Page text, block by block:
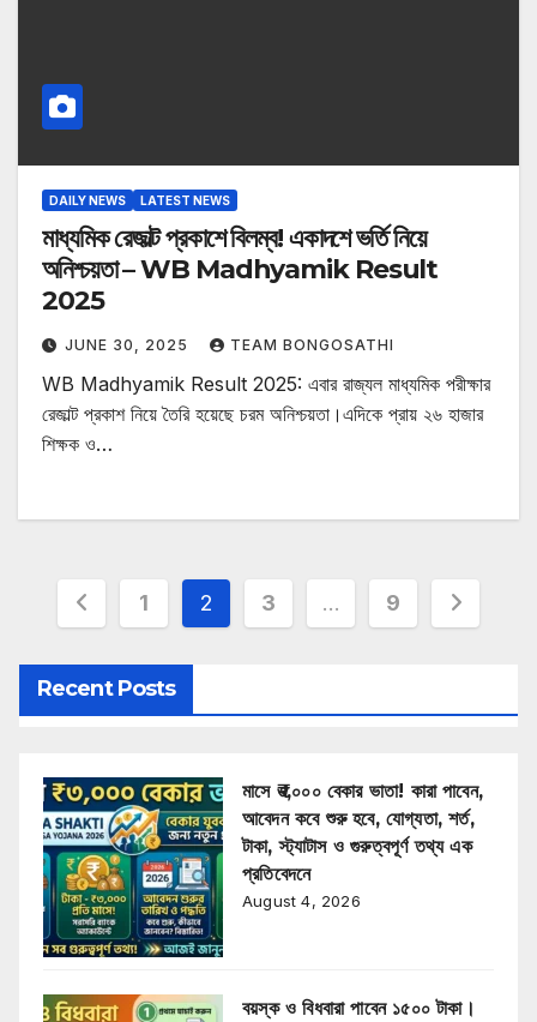
DAILY NEWS LATEST NEWS
মাধ্যমিক রেজাল্ট প্রকাশে বিলম্ব! একাদশে ভর্তি নিয়ে
অনিশ্চয়তা – WB Madhyamik Result
2025
JUNE 30, 2025 TEAM BONGOSATHI
WB Madhyamik Result 2025: এবার রাজ্যল মাধ্যমিক পরীক্ষার
রেজাল্ট প্রকাশ নিয়ে তৈরি হয়েছে চরম অনিশ্চয়তা।এদিকে প্রায় ২৬ হাজার
শিক্ষক ও…
Posts
pagination
1 2 3 … 9
Recent Posts
মাসে ₹৩,০০০ বেকার ভাতা! কারা পাবেন,
আবেদন কবে শুরু হবে, যোগ্যতা, শর্ত,
টাকা, স্ট্যাটাস ও গুরুত্বপূর্ণ তথ্য এক
প্রতিবেদনে
August 4, 2026
বয়স্ক ও বিধবারা পাবেন ১৫০০ টাকা।